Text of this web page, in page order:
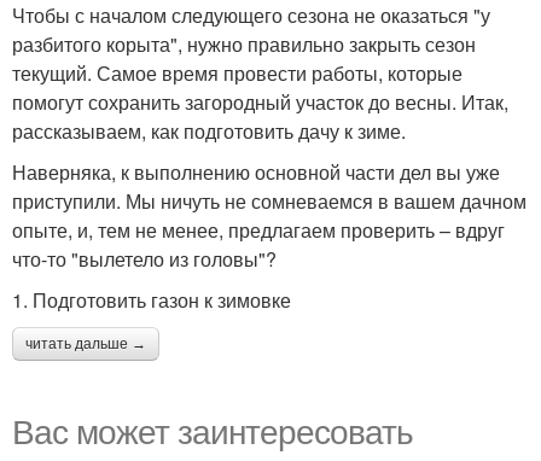
Чтобы с началом следующего сезона не оказаться "у
разбитого корыта", нужно правильно закрыть сезон
текущий. Самое время провести работы, которые
помогут сохранить загородный участок до весны. Итак,
рассказываем, как подготовить дачу к зиме.
Наверняка, к выполнению основной части дел вы уже
приступили. Мы ничуть не сомневаемся в вашем дачном
опыте, и, тем не менее, предлагаем проверить – вдруг
что-то "вылетело из головы"?
1. Подготовить газон к зимовке
читать дальше →
Вас может заинтересовать